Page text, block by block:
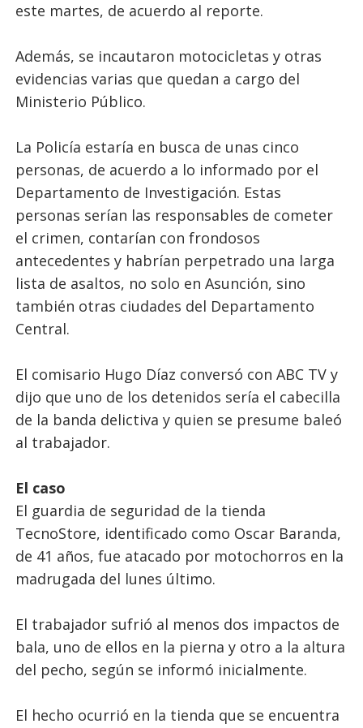
este martes, de acuerdo al reporte.
Además, se incautaron motocicletas y otras
evidencias varias que quedan a cargo del
Ministerio Público.
La Policía estaría en busca de unas cinco
personas, de acuerdo a lo informado por el
Departamento de Investigación. Estas
personas serían las responsables de cometer
el crimen, contarían con frondosos
antecedentes y habrían perpetrado una larga
lista de asaltos, no solo en Asunción, sino
también otras ciudades del Departamento
Central.
El comisario Hugo Díaz conversó con ABC TV y
dijo que uno de los detenidos sería el cabecilla
de la banda delictiva y quien se presume baleó
al trabajador.
El caso
El guardia de seguridad de la tienda
TecnoStore, identificado como Oscar Baranda,
de 41 años, fue atacado por motochorros en la
madrugada del lunes último.
El trabajador sufrió al menos dos impactos de
bala, uno de ellos en la pierna y otro a la altura
del pecho, según se informó inicialmente.
El hecho ocurrió en la tienda que se encuentra